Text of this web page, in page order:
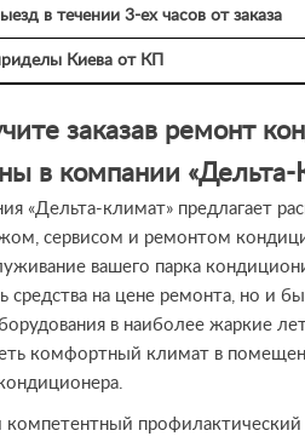
в течении 3-ех часов от заказа
Киева от КП
заказав ремонт
в компании
«Дельта-климат» предлагает
сервисом и ремонтом
вашего парка
средства на цене ремонта, но и
в наиболее жаркие
комфортный климат в
профилактический